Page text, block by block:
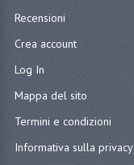
Recensioni
Crea account
Log In
Mappa del sito
Termini e condizioni
Informativa sulla privacy